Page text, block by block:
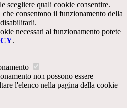
scegliere quali cookie consentire.
consentono il funzionamento della
necessari al funzionamento potete
.
non possono essere
l'elenco nella pagina della cookie